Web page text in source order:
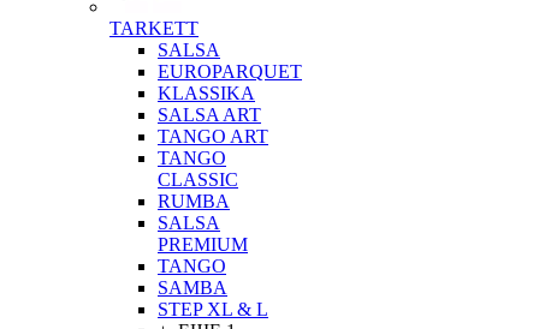
TARKETT
SALSA
EUROPARQUET
KLASSIKA
SALSA ART
TANGO ART
TANGO
CLASSIC
RUMBA
SALSA
PREMIUM
TANGO
SAMBA
STEP XL & L